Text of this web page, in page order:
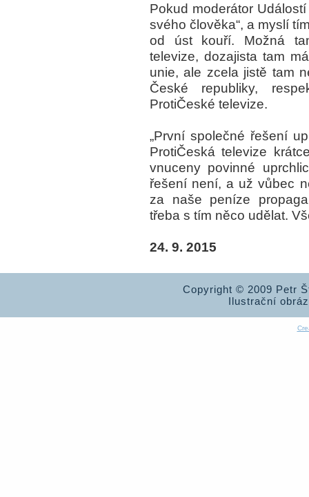
Pokud moderátor
svého člověka“, a myslí
od úst kouří. Možná
televize, dozajista tam
unie, ale zcela jistě tam
České republiky,
ProtiČeské televize.
„První společné řešení
ProtiČeská televize
vnuceny povinné
řešení není, a už vůbec
za naše peníze
třeba s tím něco udělat.
24. 9. 2015
Copyright © 2009 Petr
Ilustrační